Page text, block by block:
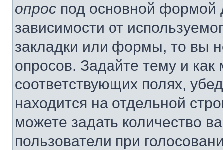
опрос под основной формой
зависимости от
закладки или формы, то вы
опросов. Задайте тему и
соответствующих полях,
находится на отдельной
можете задать количество
пользователи при